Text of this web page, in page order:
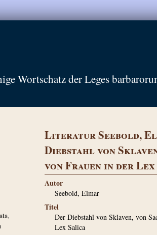
Wortschatz der Leges
Literatur Seebold,
Diebstahl von
von Frauen in der
Autor
Seebold, Elmar
Titel
Der Diebstahl von Sklaven, von
Lex Salica